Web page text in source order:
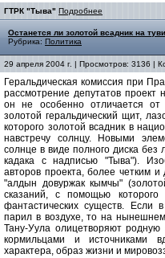
ГТРК "Тыва" Подробнее
Останется ли золотой всадник на
Рубрика: Политика
29 апреля 2004 г. | Просмотров: 3136 |
Геральдическая комиссия при
рассмотрение депутатов проект
он не особенно отличается от
золотой геральдический щит,
которого золотой всадник в
навстречу солнцу. Новыми
солнце в виде полного диска без
кадака с надписью "Тыва").
авторов проекта, более четким
"алдын довуржак кымчы"
сказаний, с помощью
фантастических существ. Если
парил в воздухе, то на
Тану-Уула олицетворяют
кормильцами и источниками
характера, образ жизни и